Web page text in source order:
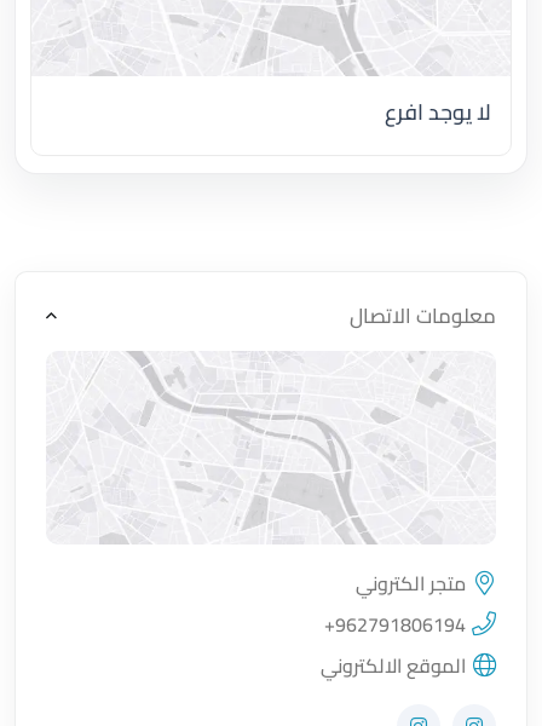
لا يوجد افرع
معلومات الاتصال
اضغط لتحميل الموقع
متجر الكتروني
+962791806194
الموقع الالكتروني